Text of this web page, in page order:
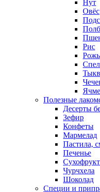
Нут
Овёс
Рис
Рожь
Полезные
Десерты
Зефир
Конфеты
Мармелад
Пастила,
Печенье
Чурчхела
Шоколад
Специи и